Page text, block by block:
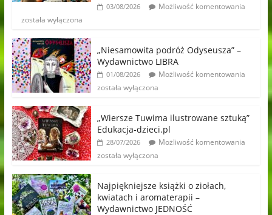
03/08/2026
Możliwość komentowania
została wyłączona
„Niesamowita podróż Odyseusza” –
Wydawnictwo LIBRA
01/08/2026
Możliwość komentowania
została wyłączona
„Wiersze Tuwima ilustrowane sztuką”
Edukacja-dzieci.pl
28/07/2026
Możliwość komentowania
została wyłączona
Najpiękniejsze książki o ziołach,
kwiatach i aromaterapii –
Wydawnictwo JEDNOŚĆ